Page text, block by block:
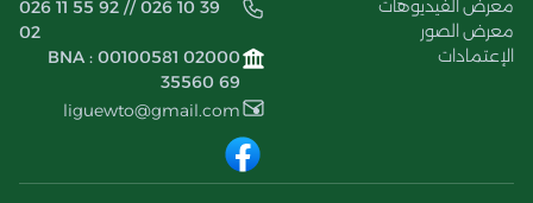
معرض الفيديوهات
معرض الصور
الإعتمادات
026 11 55 92 // 026 10 39
02
BNA : 00100581 02000
35560 69
liguewto@gmail.com